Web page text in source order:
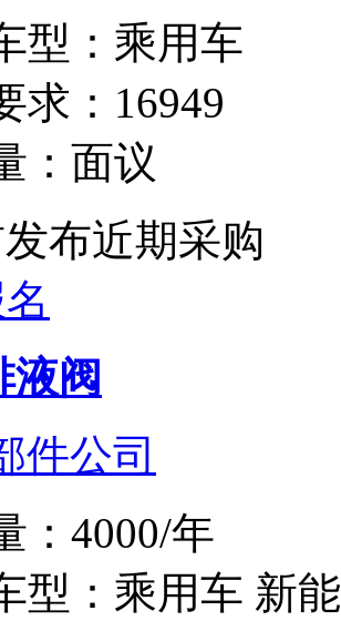
型： 乘用车
求： 16949
： 面议
布近期采购
液阀
件公司
： 4000/年
型： 乘用车 新